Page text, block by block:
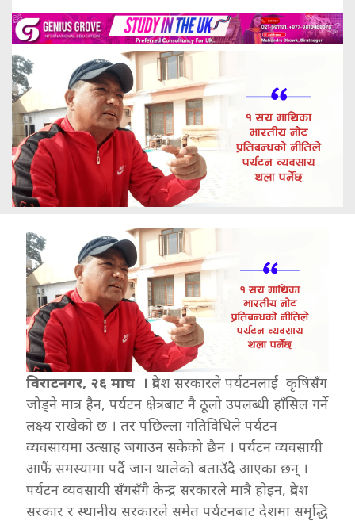
विराटनगर, २६ माघ । प्रदेश सरकारले पर्यटनलाई कृषिसँग
जोड्ने मात्र हैन, पर्यटन क्षेत्रबाट नै ठूलो उपलब्धी हाँसिल गर्ने
लक्ष्य राखेको छ । तर पछिल्ला गतिविधिले पर्यटन
व्यवसायमा उत्साह जगाउन सकेको छैन । पर्यटन व्यवसायी
आफैं समस्यामा पर्दै जान थालेको बताउँदै आएका छन् ।
पर्यटन व्यवसायी सँगसँगै केन्द्र सरकारले मात्रै होइन, प्रदेश
सरकार र स्थानीय सरकारले समेत पर्यटनबाट देशमा समृृद्धि